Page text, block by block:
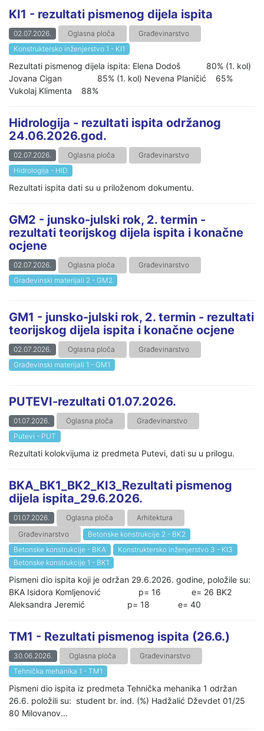
KI1 - rezultati pismenog dijela ispita
02.07.2026. Oglasna ploča
Građevinarstvo
Konstruktersko inženjerstvo 1 - KI1
Rezultati pismenog dijela ispita: Elena Dodoš 80% (1. kol)
Jovana Cigan 85% (1. kol) Nevena Planičić 65%
Vukolaj Klimenta 88%
Hidrologija - rezultati ispita održanog
24.06.2026.god.
02.07.2026. Oglasna ploča
Građevinarstvo
Hidrologija - HID
Rezultati ispita dati su u priloženom dokumentu.
GM2 - junsko-julski rok, 2. termin -
rezultati teorijskog dijela ispita i konačne
ocjene
02.07.2026. Oglasna ploča
Građevinarstvo
Građevinski materijali 2 - GM2
GM1 - junsko-julski rok, 2. termin - rezultati
teorijskog dijela ispita i konačne ocjene
02.07.2026. Oglasna ploča
Građevinarstvo
Građevinski materijali 1 - GM1
PUTEVI-rezultati 01.07.2026.
01.07.2026. Oglasna ploča
Građevinarstvo
Putevi - PUT
Rezultati kolokvijuma iz predmeta Putevi, dati su u prilogu.
BKA_BK1_BK2_KI3_Rezultati pismenog
dijela ispita_29.6.2026.
01.07.2026. Oglasna ploča
Arhitektura
Građevinarstvo
Betonske konstrukcije 2 - BK2
Betonske konstrukcije - BKA
Konstruktersko inženjerstvo 3 - KI3
Betonske konstrukcije 1 - BK1
Pismeni dio ispita koji je održan 29.6.2026. godine, položile su:
BKA Isidora Komljenović p= 16 e= 26 BK2
Aleksandra Jeremić p= 18 e= 40
TM1 - Rezultati pismenog ispita (26.6.)
30.06.2026. Oglasna ploča
Građevinarstvo
Tehnička mehanika 1 - TM1
Pismeni dio ispita iz predmeta Tehnička mehanika 1 održan
26.6. položili su: student br. ind. (%) Hadžalić Dževdet 01/25
80 Milovanov...